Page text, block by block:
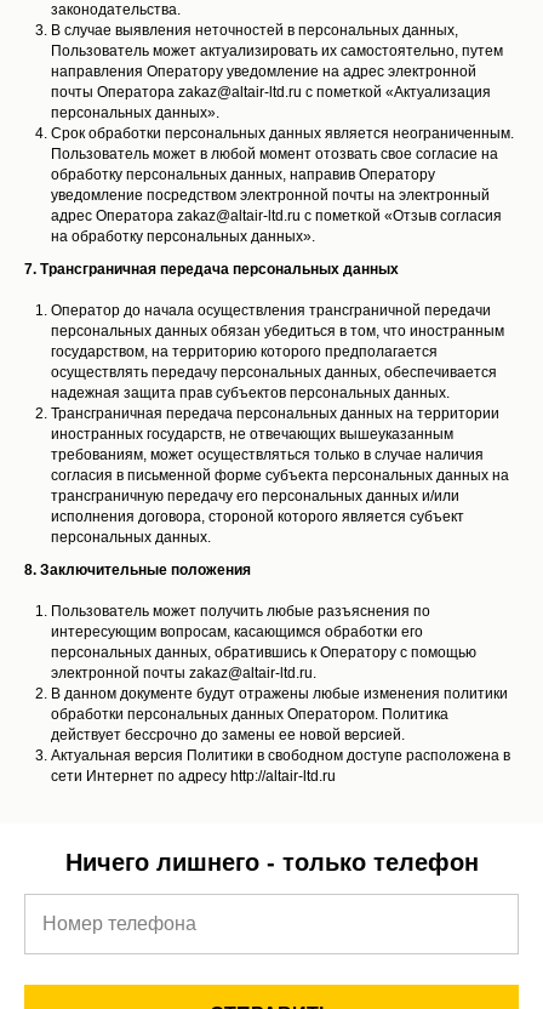
законодательства.
В случае выявления неточностей в персональных данных,
Пользователь может актуализировать их самостоятельно, путем
направления Оператору уведомление на адрес электронной
почты Оператора zakaz@altair-ltd.ru с пометкой «Актуализация
персональных данных».
Срок обработки персональных данных является неограниченным.
Пользователь может в любой момент отозвать свое согласие на
обработку персональных данных, направив Оператору
уведомление посредством электронной почты на электронный
адрес Оператора zakaz@altair-ltd.ru с пометкой «Отзыв согласия
на обработку персональных данных».
7. Трансграничная передача персональных данных
Оператор до начала осуществления трансграничной передачи
персональных данных обязан убедиться в том, что иностранным
государством, на территорию которого предполагается
осуществлять передачу персональных данных, обеспечивается
надежная защита прав субъектов персональных данных.
Трансграничная передача персональных данных на территории
иностранных государств, не отвечающих вышеуказанным
требованиям, может осуществляться только в случае наличия
согласия в письменной форме субъекта персональных данных на
трансграничную передачу его персональных данных и/или
исполнения договора, стороной которого является субъект
персональных данных.
8. Заключительные положения
Пользователь может получить любые разъяснения по
интересующим вопросам, касающимся обработки его
персональных данных, обратившись к Оператору с помощью
электронной почты zakaz@altair-ltd.ru.
В данном документе будут отражены любые изменения политики
обработки персональных данных Оператором. Политика
действует бессрочно до замены ее новой версией.
Актуальная версия Политики в свободном доступе расположена в
сети Интернет по адресу http://altair-ltd.ru
Ничего лишнего - только телефон